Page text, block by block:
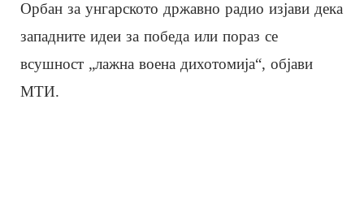
Орбан за унгарското државно радио изјави дека
западните идеи за победа или пораз се
всушност „лажна воена дихотомија“, објави
МТИ.